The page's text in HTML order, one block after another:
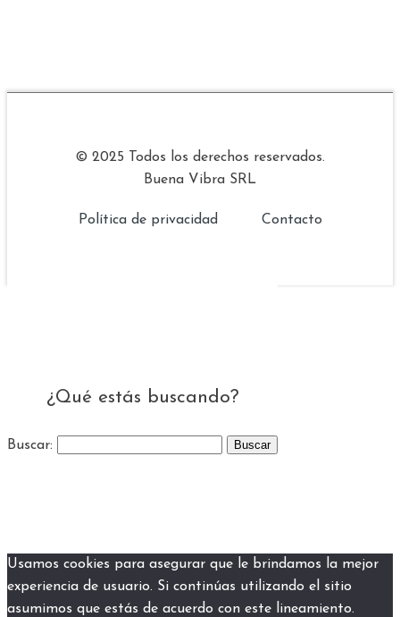
© 2025 Todos los derechos reservados.
Buena Vibra SRL
Política de privacidad Contacto
¿Qué estás buscando?
Buscar:
Usamos cookies para asegurar que le brindamos la mejor
experiencia de usuario. Si continúas utilizando el sitio
asumimos que estás de acuerdo con este lineamiento.